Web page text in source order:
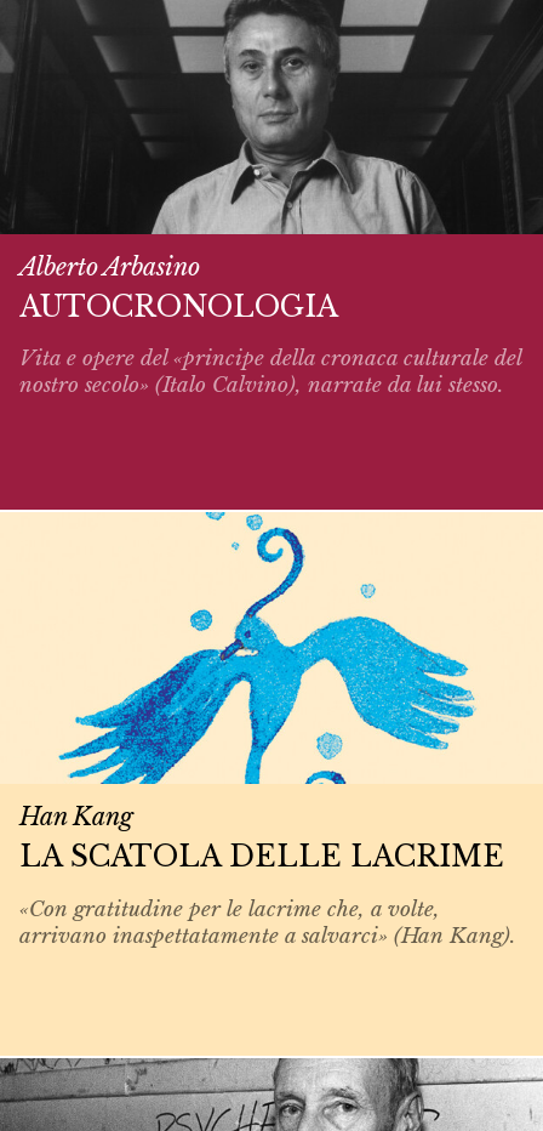
Alberto Arbasino
AUTOCRONOLOGIA
Vita e opere del «principe della cronaca culturale del
nostro secolo» (Italo Calvino), narrate da lui stesso.
Han Kang
LA SCATOLA DELLE LACRIME
«Con gratitudine per le lacrime che, a volte,
arrivano inaspettatamente a salvarci» (Han Kang).